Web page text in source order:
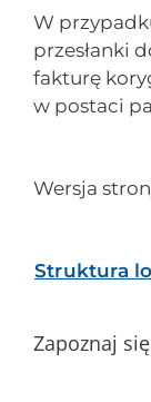
W
przesłanki
fakturę
w postaci
Wersja
Struktura
Zapoznaj